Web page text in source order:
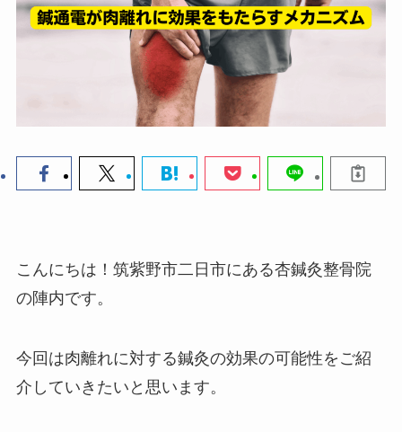
こんにちは！筑紫野市二日市にある杏鍼灸整骨院
の陣内です。
今回は肉離れに対する鍼灸の効果の可能性をご紹
介していきたいと思います。